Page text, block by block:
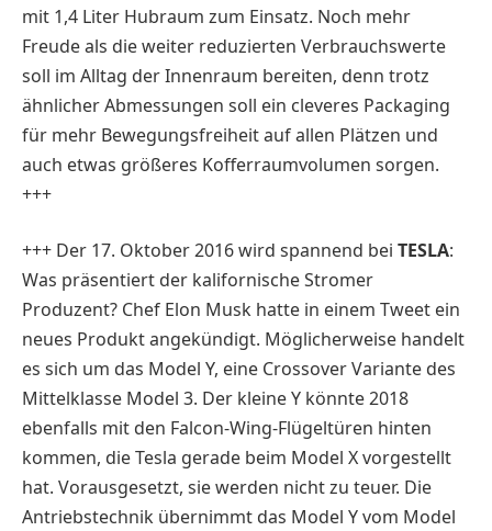
mit 1,4 Liter Hubraum zum Einsatz. Noch mehr
Freude als die weiter reduzierten Verbrauchswerte
soll im Alltag der Innenraum bereiten, denn trotz
ähnlicher Abmessungen soll ein cleveres Packaging
für mehr Bewegungsfreiheit auf allen Plätzen und
auch etwas größeres Kofferraumvolumen sorgen.
+++
+++ Der 17. Oktober 2016 wird spannend bei TESLA:
Was präsentiert der kalifornische Stromer
Produzent? Chef Elon Musk hatte in einem Tweet ein
neues Produkt angekündigt. Möglicherweise handelt
es sich um das Model Y, eine Crossover Variante des
Mittelklasse Model 3. Der kleine Y könnte 2018
ebenfalls mit den Falcon-Wing-Flügeltüren hinten
kommen, die Tesla gerade beim Model X vorgestellt
hat. Vorausgesetzt, sie werden nicht zu teuer. Die
Antriebstechnik übernimmt das Model Y vom Model